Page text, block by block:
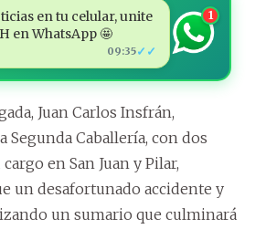
en tu celular, unite
en WhatsApp 🤩
09:35✓✓
1
Juan Carlos Insfrán,
Segunda Caballería, con dos
en San Juan y Pilar,
un desafortunado accidente y
un sumario que culminará